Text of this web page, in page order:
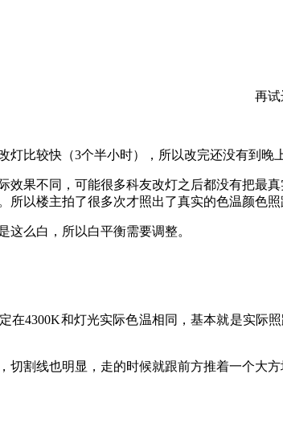
再试
灯比较快（3个半小时），所以改完还没有到晚
效果不同，可能很多科友改灯之后都没有把最
所以楼主拍了很多次才照出了真实的色温颜色
这么白，所以白平衡需要调整。
在4300K和灯光实际色温相同，基本就是实际
切割线也明显，走的时候就跟前方推着一个大方